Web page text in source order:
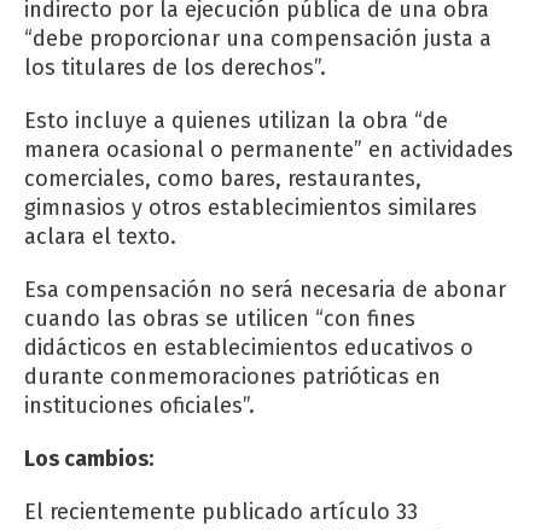
indirecto por la ejecución pública de una obra
“debe proporcionar una compensación justa a
los titulares de los derechos”.
Esto incluye a quienes utilizan la obra “de
manera ocasional o permanente” en actividades
comerciales, como bares, restaurantes,
gimnasios y otros establecimientos similares
aclara el texto.
Esa compensación no será necesaria de abonar
cuando las obras se utilicen “con fines
didácticos en establecimientos educativos o
durante conmemoraciones patrióticas en
instituciones oficiales”.
Los cambios:
El recientemente publicado artículo 33